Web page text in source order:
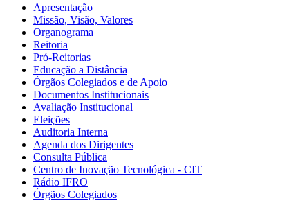
Apresentação
Missão, Visão, Valores
Organograma
Reitoria
Pró-Reitorias
Educação a Distância
Órgãos Colegiados e de Apoio
Documentos Institucionais
Avaliação Institucional
Eleições
Auditoria Interna
Agenda dos Dirigentes
Consulta Pública
Centro de Inovação Tecnológica - CIT
Rádio IFRO
Órgãos Colegiados